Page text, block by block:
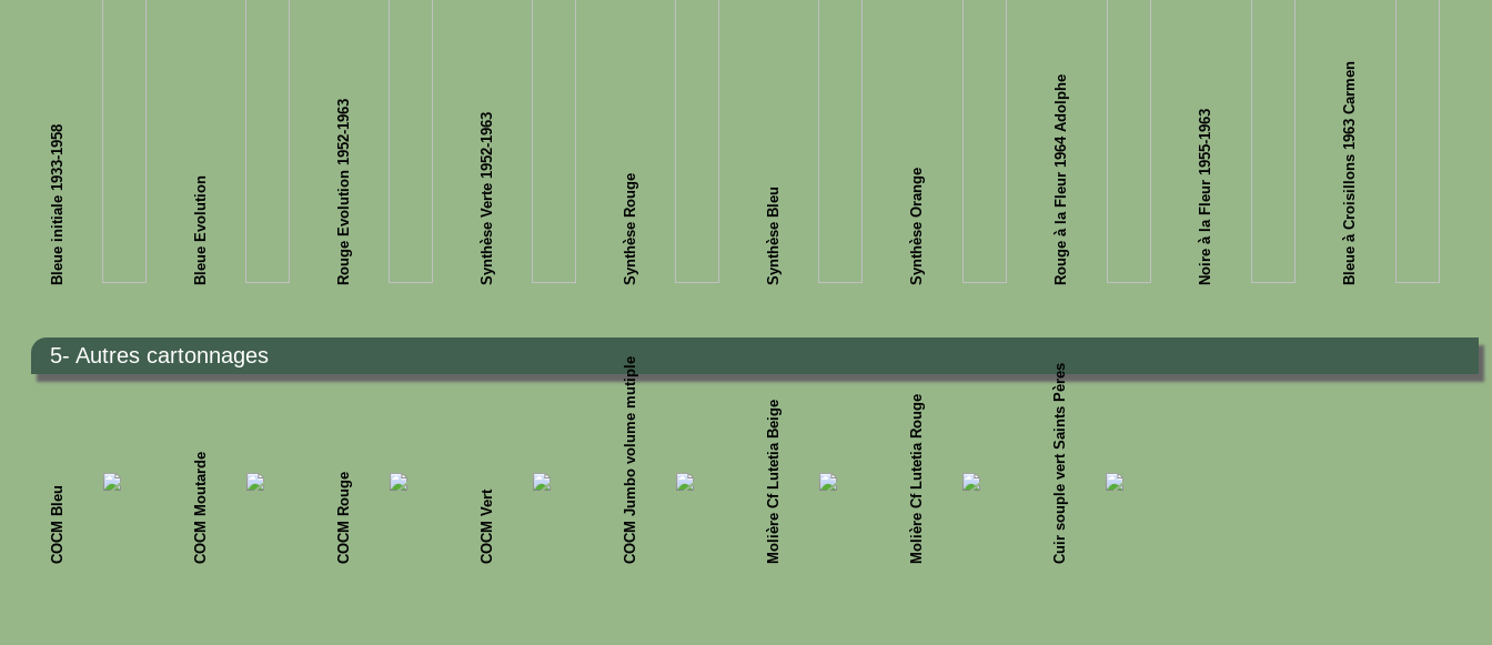
Bleue initiale 1933-1958 Bleue Evolution Rouge Evolution 1952-1963 Synthèse Verte 1952-1963 Synthèse Rouge Synthèse Bleu Synthèse Orange Rouge à la Fleur 1964 Adolphe Noire à la Fleur 1955-1963 Bleue à Croisillons 1963 Carmen
5- Autres cartonnages
COCM Bleu COCM Moutarde COCM Rouge COCM Vert COCM Jumbo volume mutiple Molière Cf Lutetia Beige Molière Cf Lutetia Rouge Cuir souple vert Saints Pères